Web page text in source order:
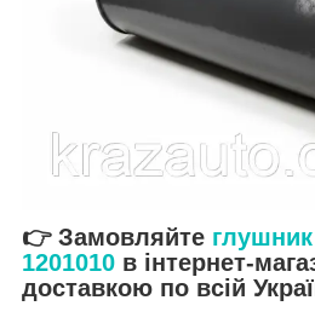
👉 Замовляйте
1201010 в інтернет-
доставкою по всій